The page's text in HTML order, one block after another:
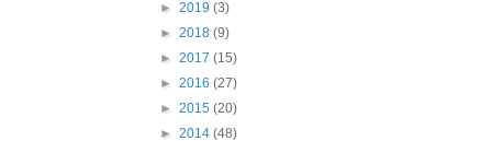
► 2019 (3)
► 2018 (9)
► 2017 (15)
► 2016 (27)
► 2015 (20)
► 2014 (48)